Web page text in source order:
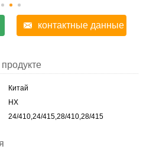
контактные данные
Китай
HX
24/410,24/415,28/410,28/415